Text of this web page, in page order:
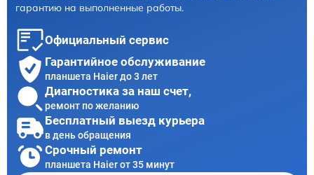
гарантию на выполненные работы.
Официальный сервис
Гарантийное обслуживание
планшета Haier до 3 лет
Диагностика за наш счет,
ремонт по желанию
Бесплатный выезд курьера
в день обращения
Срочный ремонт
планшета Haier от 35 минут